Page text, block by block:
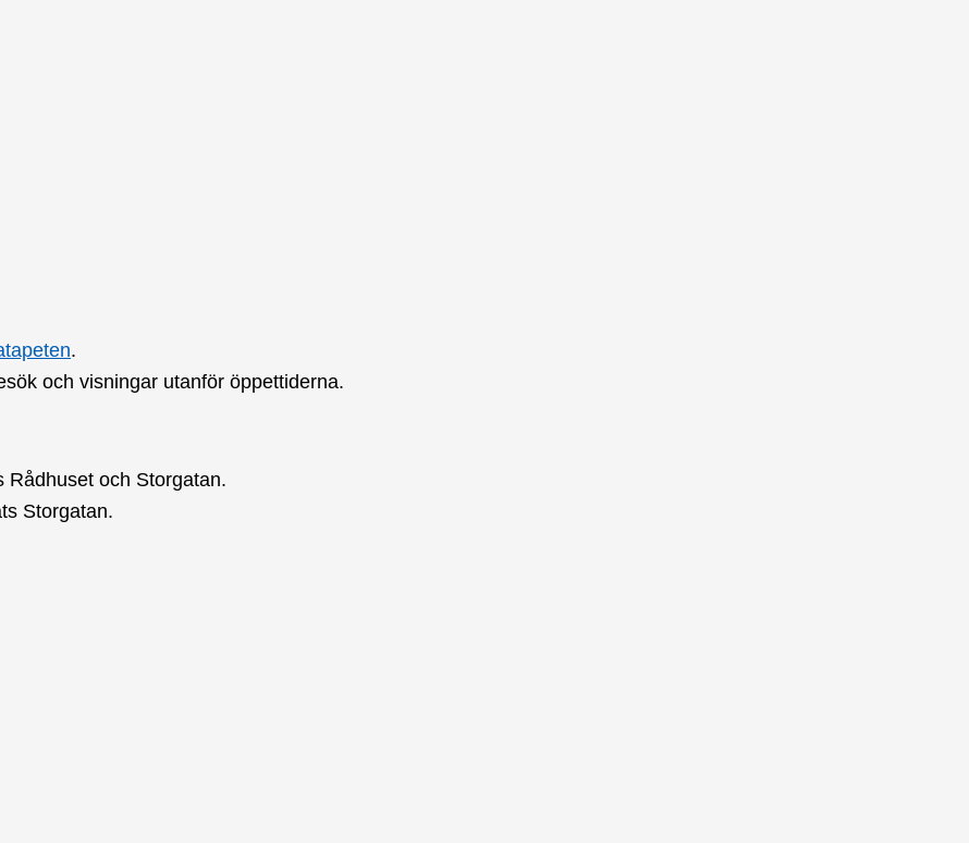
.
och visningar utanför öppettiderna.
Rådhuset och Storgatan.
Storgatan.